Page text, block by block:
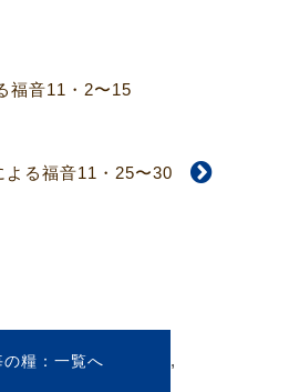
福音11・2〜15
よる福音11・25〜30
の糧 ,